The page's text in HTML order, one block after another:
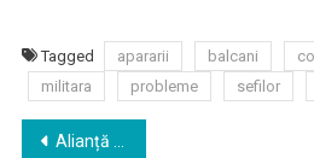
Tagged apararii balcani
militara
probleme sefilor
Navigare
Alianță pentru AUR (Apele Unite ale României) de Ziua Rezervației Biosferei Delta Dunării